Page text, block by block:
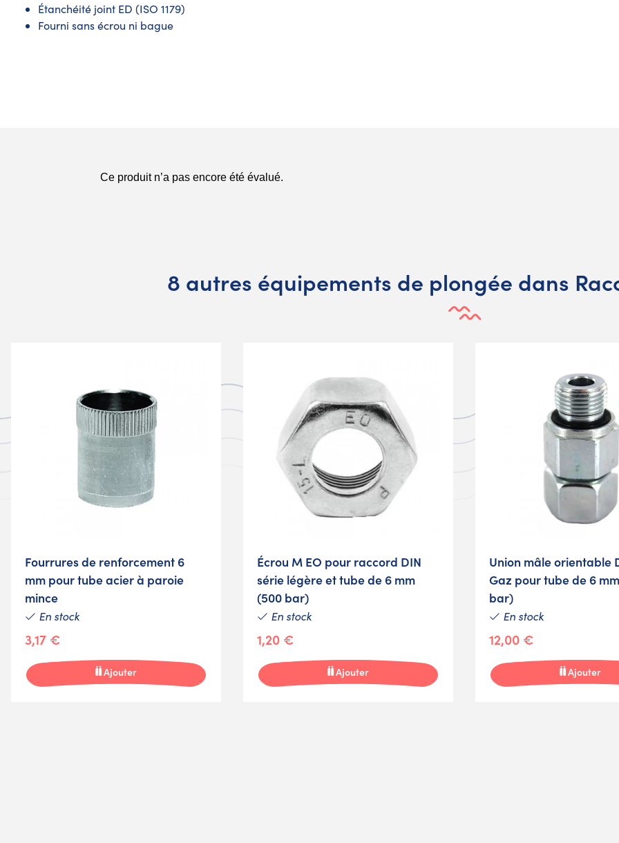
Étanchéité joint ED (ISO 1179)
Fourni sans écrou ni bague
8 autres équipements de plongée dans
Fourrures de renforcement 6
mm pour tube acier à paroie
mince
En stock
3,17 €
Ajouter
Écrou M EO pour raccord DIN
série légère et tube de 6 mm
(500 bar)
En stock
1,20 €
Ajouter
Union mâle orientable
Gaz pour tube de 6
bar)
En stock
12,00 €
Ajouter